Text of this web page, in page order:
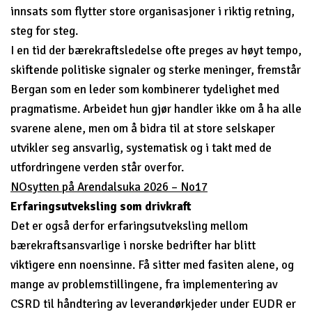
innsats som flytter store organisasjoner i riktig retning,
steg for steg.
I en tid der bærekraftsledelse ofte preges av høyt tempo,
skiftende politiske signaler og sterke meninger, fremstår
Bergan som en leder som kombinerer tydelighet med
pragmatisme. Arbeidet hun gjør handler ikke om å ha alle
svarene alene, men om å bidra til at store selskaper
utvikler seg ansvarlig, systematisk og i takt med de
utfordringene verden står overfor.
NOsytten på Arendalsuka 2026 – No17
Erfaringsutveksling som drivkraft
Det er også derfor erfaringsutveksling mellom
bærekraftsansvarlige i norske bedrifter har blitt
viktigere enn noensinne. Få sitter med fasiten alene, og
mange av problemstillingene, fra implementering av
CSRD til håndtering av leverandørkjeder under EUDR er